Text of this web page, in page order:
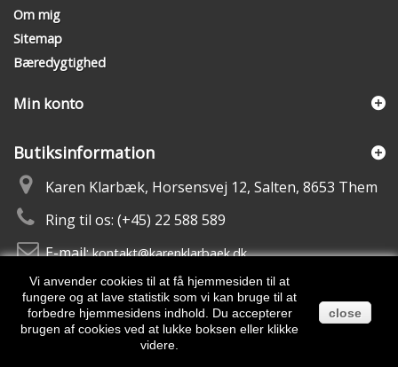
Om mig
Sitemap
Bæredygtighed
Min konto
Butiksinformation
Karen Klarbæk, Horsensvej 12, Salten, 8653 Them
Ring til os: (+45) 22 588 589
E-mail:kontakt@karenklarbaek.dk
Vi anvender cookies til at få hjemmesiden til at
fungere og at lave statistik som vi kan bruge til at
forbedre hjemmesidens indhold. Du accepterer
brugen af cookies ved at lukke boksen eller klikke
videre.
close